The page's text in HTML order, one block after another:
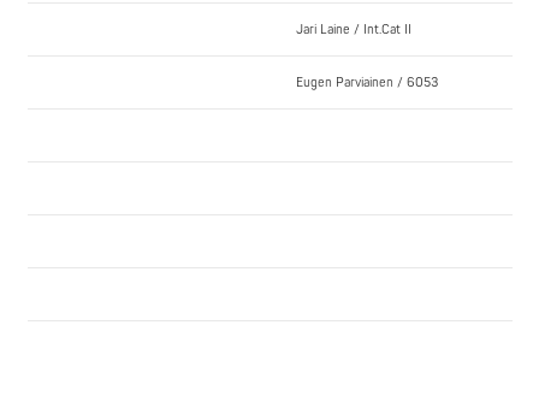
Jari Laine / Int.Cat II
Eugen Parviainen / 6053